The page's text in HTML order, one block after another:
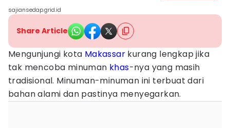
sajiansedap.grid.id
Share Article
Mengunjungi kota Makassar kurang lengkap jika
tak mencoba minuman khas-nya yang masih
tradisional. Minuman-minuman ini terbuat dari
bahan alami dan pastinya menyegarkan.